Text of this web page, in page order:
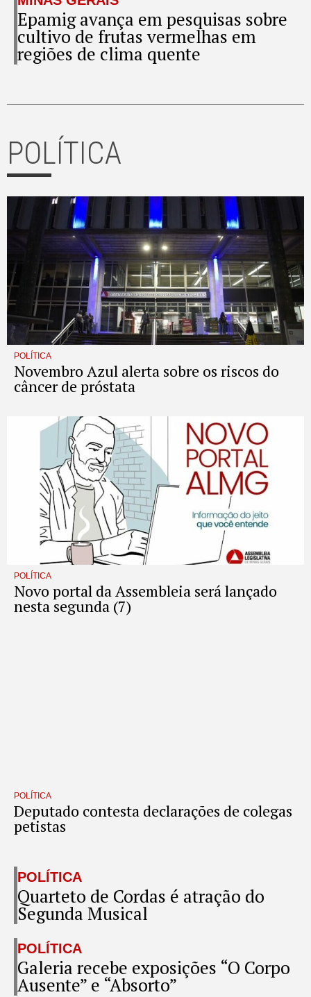
Epamig avança em pesquisas sobre
cultivo de frutas vermelhas em
regiões de clima quente
POLÍTICA
POLÍTICA
Novembro Azul alerta sobre os riscos do
câncer de próstata
POLÍTICA
Novo portal da Assembleia será lançado
nesta segunda (7)
POLÍTICA
Deputado contesta declarações de colegas
petistas
POLÍTICA
Quarteto de Cordas é atração do
Segunda Musical
POLÍTICA
Galeria recebe exposições “O Corpo
Ausente” e “Absorto”